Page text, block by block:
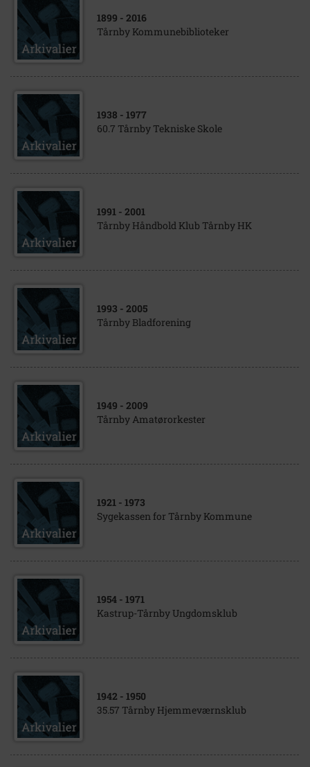
1899 - 2016
Tårnby Kommunebiblioteker
1938 - 1977
60.7 Tårnby Tekniske Skole
1991 - 2001
Tårnby Håndbold Klub Tårnby HK
1993 - 2005
Tårnby Bladforening
1949 - 2009
Tårnby Amatørorkester
1921 - 1973
Sygekassen for Tårnby Kommune
1954 - 1971
Kastrup-Tårnby Ungdomsklub
1942 - 1950
35.57 Tårnby Hjemmeværnsklub